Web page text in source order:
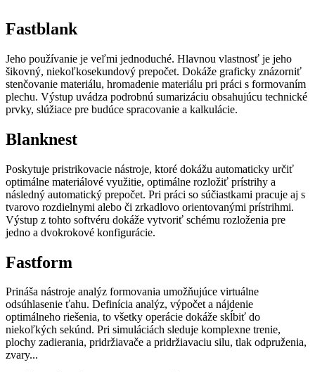
Fastblank
Jeho používanie je veľmi jednoduché. Hlavnou vlastnosť je jeho
šikovný, niekoľkosekundový prepočet. Dokáže graficky znázorniť
stenčovanie materiálu, hromadenie materiálu pri práci s formovaním
plechu. Výstup uvádza podrobnú sumarizáciu obsahujúcu technické
prvky, slúžiace pre budúce spracovanie a kalkulácie.
Blanknest
Poskytuje pristrikovacie nástroje, ktoré dokážu automaticky určiť
optimálne materiálové využitie, optimálne rozložiť prístrihy a
následný automatický prepočet. Pri práci so súčiastkami pracuje aj s
tvarovo rozdielnymi alebo či zrkadlovo orientovanými prístrihmi.
Výstup z tohto softvéru dokáže vytvoriť schému rozloženia pre
jedno a dvokrokové konfigurácie.
Fastform
Prináša nástroje analýz formovania umožňujúce virtuálne
odsúhlasenie ťahu. Definícia analýz, výpočet a nájdenie
optimálneho riešenia, to všetky operácie dokáže skĺbiť do
niekoľkých sekúnd. Pri simuláciách sleduje komplexne trenie,
plochy zadierania, pridržiavače a pridržiavaciu silu, tlak odpruženia,
zvary...